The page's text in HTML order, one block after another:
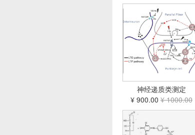
神经递质类测定
¥ 900.00¥ 1000.00